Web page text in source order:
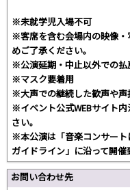
※未就学児入場不可
※客席を含む会場内の映像
めご了承ください。
※公演延期・中止以外での払
※マスク要着用
※大声での継続した歓声や声
※イベント公式WEBサイト
さい。
※本公演は「音楽コンサー
ガイドライン」に沿って開催
お問い合わせ先